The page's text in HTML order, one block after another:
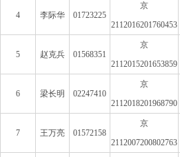
4 李际华 01723225
京
2112016201760453
5 赵克兵 01568351
京
2112015201653859
6 梁长明 02247410
京
2112018201968790
7 王万亮 01572158
京
2112007200802763